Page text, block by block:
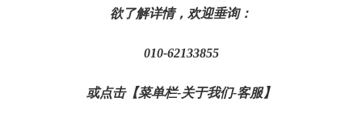
欲了解详情，欢迎垂询：
010-62133855
或点击【菜单栏-关于我们-客服】